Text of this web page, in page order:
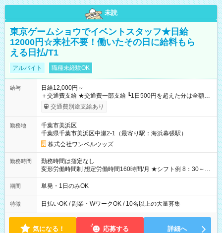
未読
東京ゲームショウでイベントスタッフ★日給
12000円☆来社不要！働いたその日に給料もら
える日払/T1
アルバイト 職種未経験OK
給与
日給12,000円～
＋交通費支給 ★交通費一部支給 ┗1日500円を超えた分は全額支
給！ ※往復500円以内の方は自己負担となります ★日払いOK！
（規定あり） ┗働いたその日に現金GET♪ お仕事後はコンビニ
なし
交通費別途支給あり
勤務地
千葉市美浜区
千葉県千葉市美浜区中瀬2-1（最寄り駅：海浜幕張駅）
株式会社ワンベルウッズ
勤務時間
勤務時間は指定なし
変形労働時間制 想定労働時間160時間/月 ★シフト例 8：30～
19：00
期間 単発・1日のみOK
特徴 日払いOK / 副業・WワークOK / 10名以上の大量募集
気になる！ 応募する 詳細へ